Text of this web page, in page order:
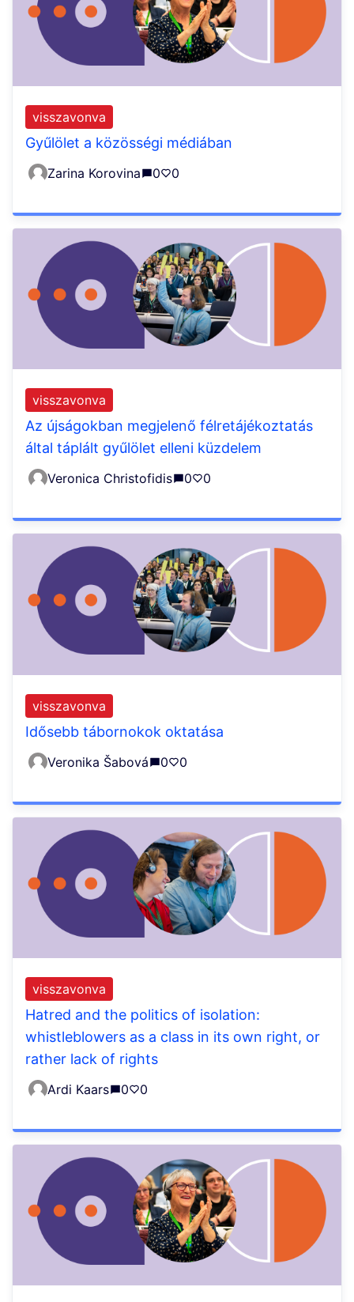
Gyűlölet a közösségi médiában
visszavonva
Zarina Korovina 0 0
Az újságokban megjelenő félretájékoztatás
által táplált gyűlölet elleni küzdelem
visszavonva
Veronica Christofidis 0 0
Idősebb tábornokok oktatása
visszavonva
Veronika Šabová 0 0
Hatred and the politics of isolation:
whistleblowers as a class in its own right, or
rather lack of rights
visszavonva
Ardi Kaars 0 0